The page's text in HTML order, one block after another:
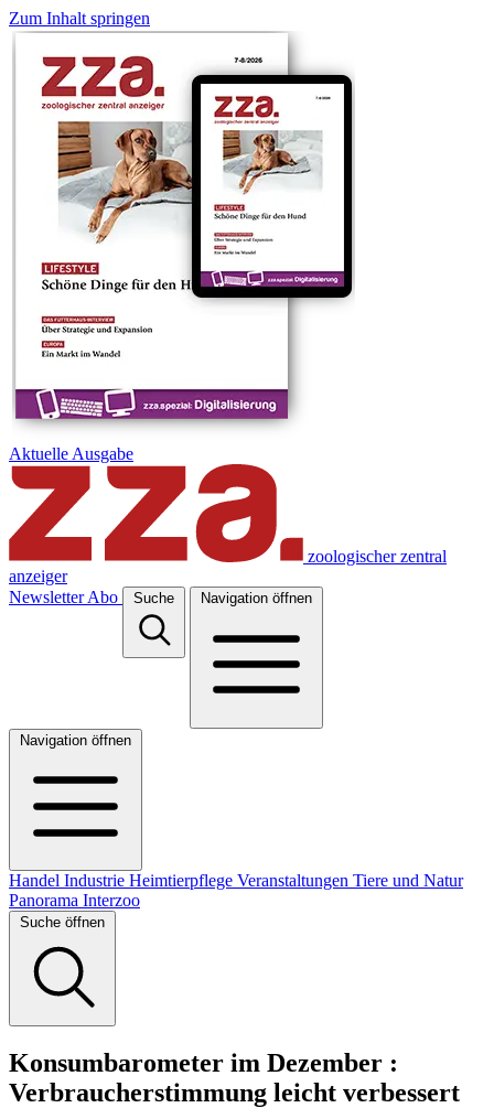
Zum Inhalt springen
Aktuelle Ausgabe
zoologischer zentral
anzeiger
Newsletter Abo Suche Navigation öffnen
Navigation öffnen
Handel Industrie Heimtierpflege Veranstaltungen Tiere und Natur
Panorama Interzoo
Suche öffnen
Konsumbarometer im Dezember :
Verbraucherstimmung leicht verbessert